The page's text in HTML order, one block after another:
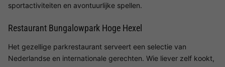
sportactiviteiten en avontuurlijke spellen.
Restaurant Bungalowpark Hoge Hexel
Het gezellige parkrestaurant serveert een selectie van
Nederlandse en internationale gerechten. Wie liever zelf kookt,